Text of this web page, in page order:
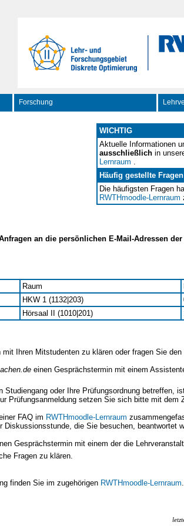
Forschung
WICHTIG
Aktuelle Informationen
ausschließlich in
Lernraum .
Häufig gestellte Fragen
Die häufigsten Fragen
RWTHmoodle-Lernraum
an die persönlichen E-Mail-Adressen
Raum
HKW 1 (1132|203)
Hörsaal II (1010|201)
Ihren Mitstudenten zu klären oder fragen Sie den
einen Gesprächstermin mit einem
Studiengang oder Ihre Prüfungsordnung betreffen,
Prüfungsanmeldung setzen Sie sich bitte mit dem
FAQ im RWTHmoodle-Lernraum
die Sie besuchen, beantwortet
Gesprächstermin mit einem der die
Fragen zu klären.
finden Sie im zugehörigen RWTHmoodle-Lernraum.